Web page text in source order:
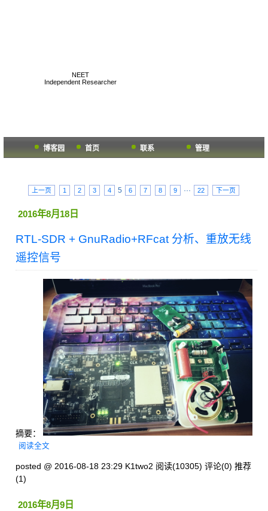
NEET
Independent Researcher
博客园 首页 联系 管理
上一页 1 2 3 4 5 6 7 8 9 ··· 22 下一页
2016年8月18日
RTL-SDR + GnuRadio+RFcat 分析、重放无线
遥控信号
摘要：
阅读全文
posted @ 2016-08-18 23:29 K1two2 阅读(10305) 评论(0) 推荐
(1)
2016年8月9日